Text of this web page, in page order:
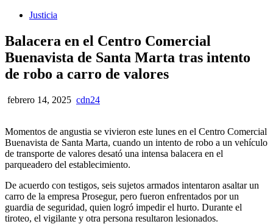
Justicia
Balacera en el Centro Comercial
Buenavista de Santa Marta tras intento
de robo a carro de valores
febrero 14, 2025 cdn24
Momentos de angustia se vivieron este lunes en el Centro Comercial
Buenavista de Santa Marta, cuando un intento de robo a un vehículo
de transporte de valores desató una intensa balacera en el
parqueadero del establecimiento.
De acuerdo con testigos, seis sujetos armados intentaron asaltar un
carro de la empresa Prosegur, pero fueron enfrentados por un
guardia de seguridad, quien logró impedir el hurto. Durante el
tiroteo, el vigilante y otra persona resultaron lesionados.